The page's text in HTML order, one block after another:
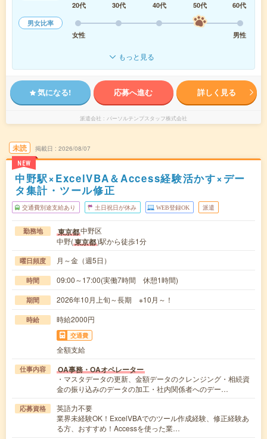
20代
30代 40代 50代
60代
男女比率
女性
男性
もっと見る
気になる! 応募へ進む 詳しく見る
派遣会社 パーソルテンプスタッフ株式会社
未読
NEW
掲載日 2026/08/07
中野駅×ExcelVBA＆Access経験活かす×デー
タ集計・ツール修正
交通費別途支給あり 土日祝日が休み WEB登録OK 派遣
勤務地 東京都中野区
中野(東京都)駅から徒歩1分
曜日頻度 月～金（週5日）
時間 09:00～17:00(実働7時間 休憩1時間)
期間 2026年10月上旬～長期 ※10月～！
時給 時給2000円
交通費
全額支給
仕事内容 OA事務・OAオペレーター
・マスタデータの更新、金額データのクレンジング・相続資
金の振り込みのデータの加工・社内関係者へのデー…
応募資格
英語力不要
業界未経験OK！ExcelVBAでのツール作成経験、修正経験あ
る方、おすすめ！Accessを使った業…